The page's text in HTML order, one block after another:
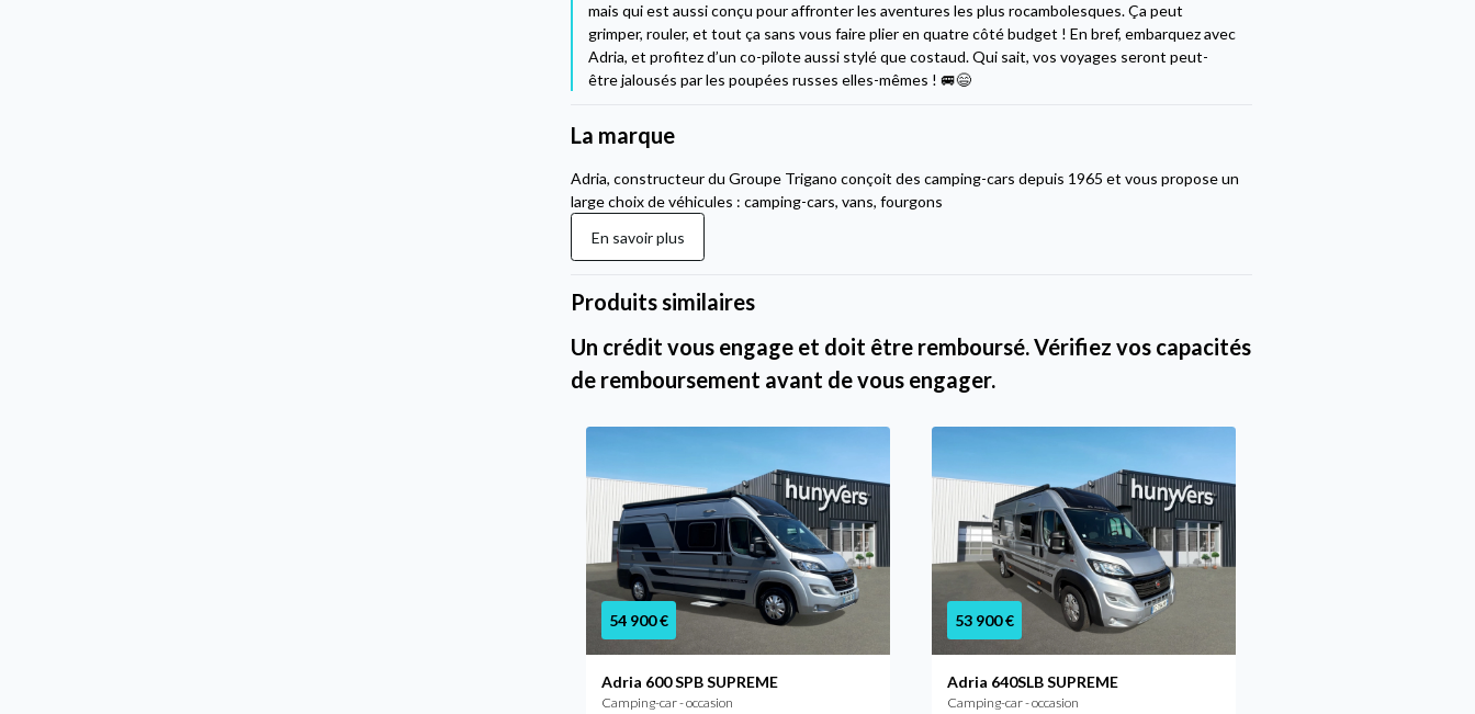
mais qui est aussi conçu pour affronter les aventures les plus rocambolesques. Ça peut
grimper, rouler, et tout ça sans vous faire plier en quatre côté budget ! En bref, embarquez avec
Adria, et profitez d’un co-pilote aussi stylé que costaud. Qui sait, vos voyages seront peut-
être jalousés par les poupées russes elles-mêmes ! 🚐😄
La marque
Adria, constructeur du Groupe Trigano conçoit des camping-cars depuis 1965 et vous propose un
large choix de véhicules : camping-cars, vans, fourgons
En savoir plus
Produits similaires
Un crédit vous engage et doit être remboursé. Vérifiez vos capacités
de remboursement avant de vous engager.
54 900 €
Adria 600 SPB SUPREME
Camping-car - occasion
53 900 €
Adria 640SLB SUPREME
Camping-car - occasion